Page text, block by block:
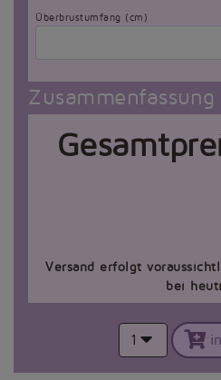
Überbrustumfang (cm)
Zusammenfassung
Versand erfolgt
bei
1